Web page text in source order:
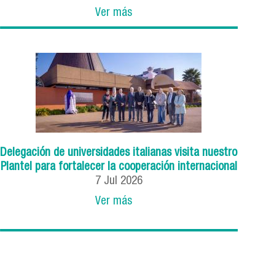
Ver más
Delegación de universidades italianas visita nuestro
Plantel para fortalecer la cooperación internacional
7 Jul 2026
Ver más